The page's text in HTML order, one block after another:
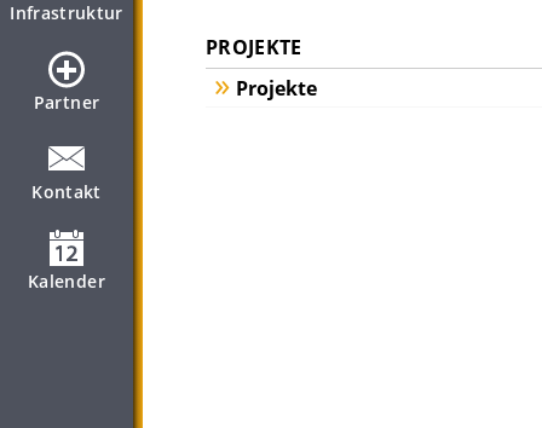
Infrastruktur
Partner
Kontakt
Kalender
PROJEKTE
Projekte